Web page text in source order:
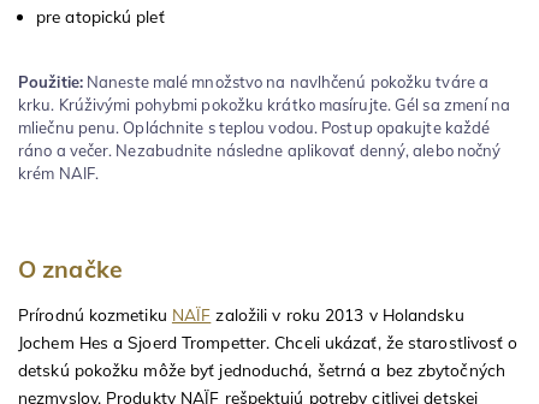
pre atopickú pleť
Použitie:Naneste malé množstvo na navlhčenú pokožku tváre a
krku. Krúživými pohybmi pokožku krátko masírujte. Gél sa zmení na
mliečnu penu. Opláchnite s teplou vodou. Postup opakujte každé
ráno a večer. Nezabudnite následne aplikovať denný, alebo nočný
krém NAIF.
O značke
Prírodnú kozmetiku NAÏF založili v roku 2013 v Holandsku
Jochem Hes a Sjoerd Trompetter. Chceli ukázať, že starostlivosť o
detskú pokožku môže byť jednoduchá, šetrná a bez zbytočných
nezmyslov. Produkty NAÏF rešpektujú potreby citlivej detskej